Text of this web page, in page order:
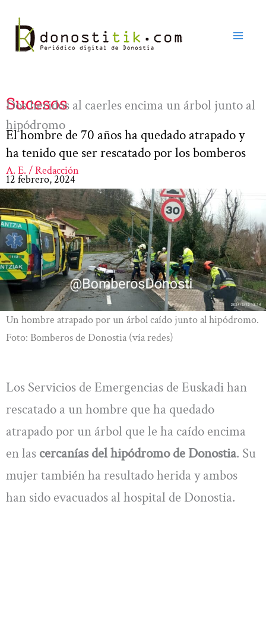
contenido
Sucesos
Dos heridos al caerles encima un árbol junto al
hipódromo
El hombre de 70 años ha quedado atrapado y
ha tenido que ser rescatado por los bomberos
A. E. / Redacción
12 febrero, 2024
Un hombre atrapado por un árbol caído junto al hipódromo.
Foto: Bomberos de Donostia (vía redes)
Los Servicios de Emergencias de Euskadi han
rescatado a un hombre que ha quedado
atrapado por un árbol que le ha caído encima
en las cercanías del hipódromo de Donostia. Su
mujer también ha resultado herida y ambos
han sido evacuados al hospital de Donostia.